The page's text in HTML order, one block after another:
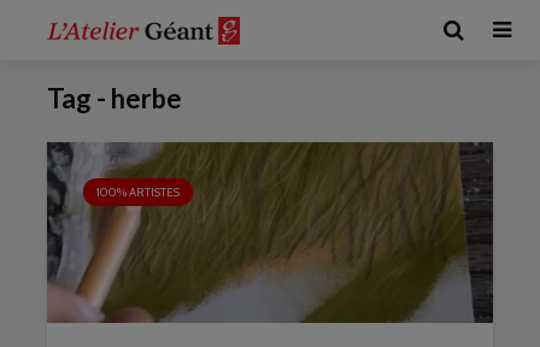
Tag - herbe
100% ARTISTES